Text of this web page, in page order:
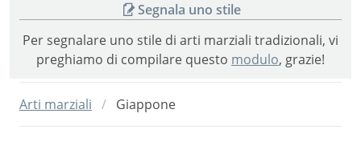
Segnala uno stile
Per segnalare uno stile di arti marziali tradizionali, vi
preghiamo di compilare questo modulo, grazie!
Arti marziali Giappone